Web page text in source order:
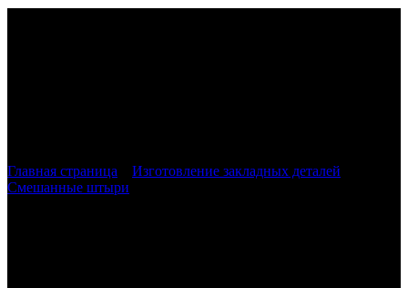
Главная страница Изготовление закладных деталей
Смешанные штыри